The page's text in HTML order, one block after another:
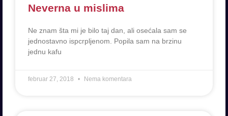
Neverna u mislima
Ne znam šta mi je bilo taj dan, ali osećala sam se
jednostavno ispcrpljenom. Popila sam na brzinu
jednu kafu
februar 27, 2018 Nema komentara